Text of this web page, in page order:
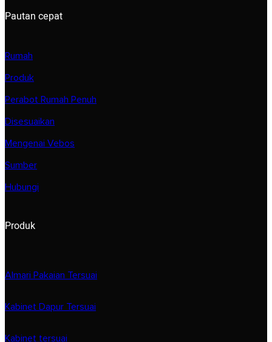
Pautan cepat
Rumah
Produk
Perabot Rumah Penuh
Disesuaikan
Mengenai Vebos
Sumber
Hubungi
Produk
Almari Pakaian Tersuai
Kabinet Dapur Tersuai
Kabinet tersuai